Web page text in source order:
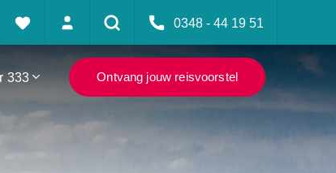
0348 - 44 19 51
333 Ontvang jouw reisvoorstel